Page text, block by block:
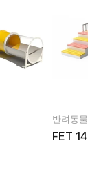
반려동물시설
FET 142